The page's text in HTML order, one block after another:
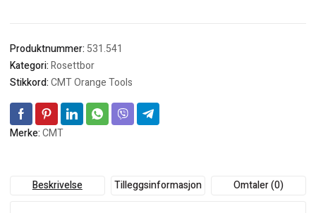
Produktnummer: 531.541
Kategori:Rosettbor
Stikkord:CMT Orange Tools
Merke:CMT
Beskrivelse Tilleggsinformasjon Omtaler (0)